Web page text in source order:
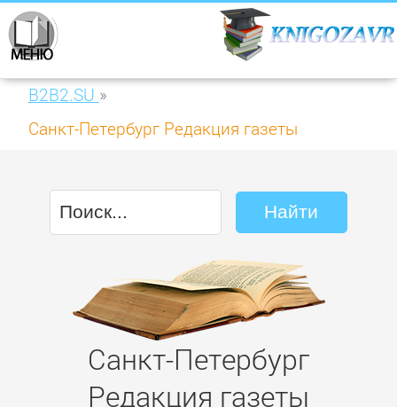
B2B2.SU »
Санкт-Петербург Редакция газеты
Санкт-Петербург
Редакция газеты